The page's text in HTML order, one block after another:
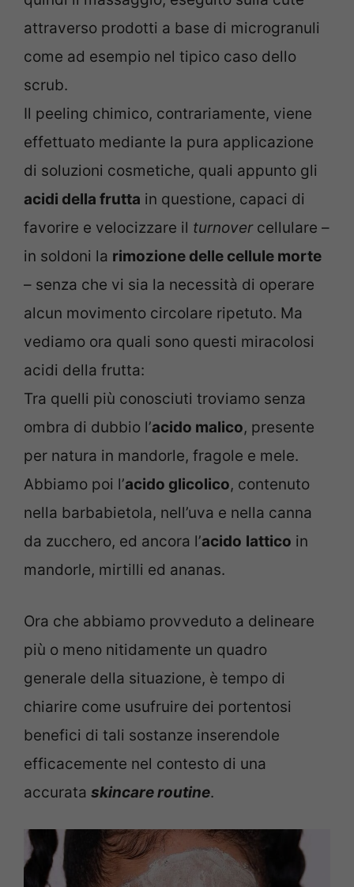
attraverso prodotti a base di microgranuli
come ad esempio nel tipico caso dello
scrub.
Il peeling chimico, contrariamente, viene
effettuato mediante la pura applicazione
di soluzioni cosmetiche, quali appunto gli
acidi della frutta in questione, capaci di
favorire e velocizzare il turnovercellulare –
in soldoni la rimozione delle cellule morte
– senza che vi sia la necessità di operare
alcun movimento circolare ripetuto. Ma
vediamo ora quali sono questi miracolosi
acidi della frutta:
Tra quelli più conosciuti troviamo senza
ombra di dubbio l’acido malico, presente
per natura in mandorle, fragole e mele.
Abbiamo poi l’acido glicolico, contenuto
nella barbabietola, nell’uva e nella canna
da zucchero, ed ancora l’acido lattico in
mandorle, mirtilli ed ananas.
Ora che abbiamo provveduto a delineare
più o meno nitidamente un quadro
generale della situazione, è tempo di
chiarire come usufruire dei portentosi
benefici di tali sostanze inserendole
efficacemente nel contesto di una
accurata skincare routine.